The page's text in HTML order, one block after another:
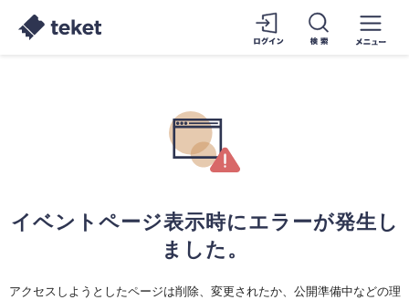
イベントページ表示時にエラーが発生し
ました。
アクセスしようとしたページは削除、変更されたか、公開準備中などの理